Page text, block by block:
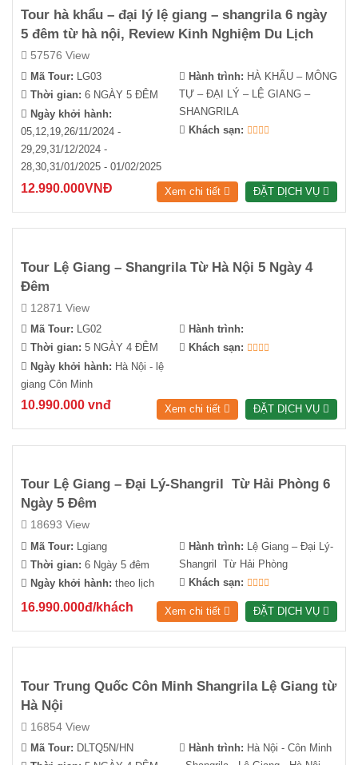
Tour hà khẩu – đại lý lệ giang – shangrila 6 ngày
5 đêm từ hà nội, Review Kinh Nghiệm Du Lịch
57576 View
Mã Tour: LG03
Thời gian: 6 NGÀY 5 ĐÊM
Ngày khởi hành:
05,12,19,26/11/2024 -
29,29,31/12/2024 -
28,30,31/01/2025 - 01/02/2025
Hành trình: HÀ KHẨU – MÔNG
TỰ – ĐẠI LÝ – LỆ GIANG –
SHANGRILA
Khách sạn:
12.990.000VNĐ Xem chi tiết ĐẶT DỊCH VỤ
Tour Lệ Giang – Shangrila Từ Hà Nội 5 Ngày 4
Đêm
12871 View
Mã Tour: LG02
Thời gian: 5 NGÀY 4 ĐÊM
Ngày khởi hành: Hà Nội - lệ
giang Côn Minh
Hành trình:
Khách sạn:
10.990.000 vnđ Xem chi tiết ĐẶT DỊCH VỤ
Tour Lệ Giang – Đại Lý-Shangril Từ Hải Phòng 6
Ngày 5 Đêm
18693 View
Mã Tour: Lgiang
Thời gian: 6 Ngày 5 đêm
Ngày khởi hành: theo lịch
Hành trình: Lệ Giang – Đại Lý-
Shangril Từ Hải Phòng
Khách sạn:
16.990.000đ/khách Xem chi tiết ĐẶT DỊCH VỤ
Tour Trung Quốc Côn Minh Shangrila Lệ Giang từ
Hà Nội
16854 View
Mã Tour: DLTQ5N/HN
Hành trình: Hà Nội - Côn Minh